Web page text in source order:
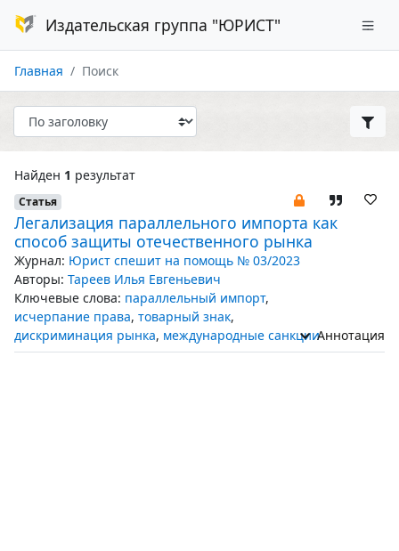
Издательская группа "ЮРИСТ"
Главная Поиск
Найден 1 результат
Статья
Легализация параллельного импорта как
способ защиты отечественного рынка
Журнал: Юрист спешит на помощь № 03/2023
Авторы: Тареев Илья Евгеньевич
Ключевые слова: параллельный импорт,
исчерпание права, товарный знак,
дискриминация рынка, международные санкцииАннотация